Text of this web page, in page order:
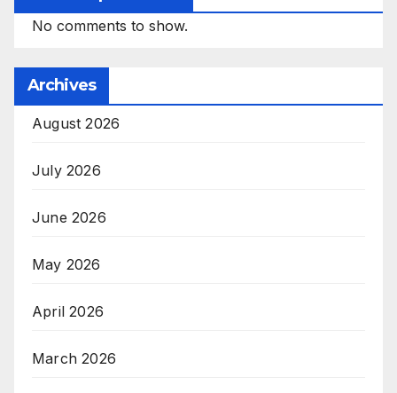
No comments to show.
Archives
August 2026
July 2026
June 2026
May 2026
April 2026
March 2026